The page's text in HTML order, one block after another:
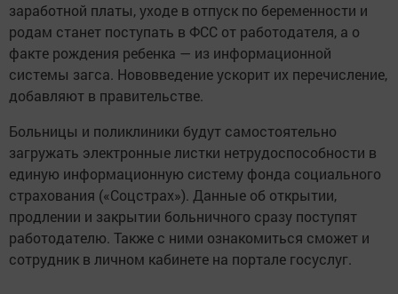
заработной платы, уходе в отпуск по беременности и
родам станет поступать в ФСС от работодателя, а о
факте рождения ребенка — из информационной
системы загса. Нововведение ускорит их перечисление,
добавляют в правительстве.
Больницы и поликлиники будут самостоятельно
загружать электронные листки нетрудоспособности в
единую информационную систему фонда социального
страхования («Соцстрах»). Данные об открытии,
продлении и закрытии больничного сразу поступят
работодателю. Также с ними ознакомиться сможет и
сотрудник в личном кабинете на портале госуслуг.